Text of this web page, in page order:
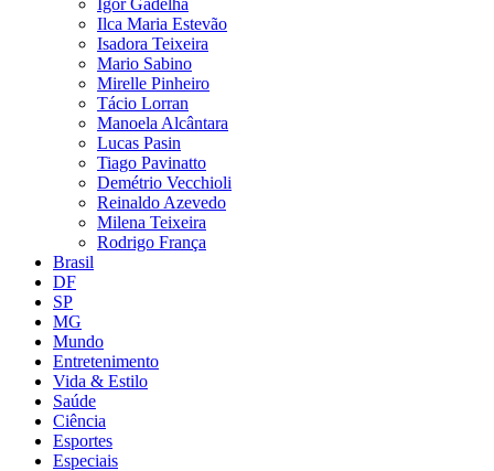
Ilca Maria Estevão
Isadora Teixeira
Mario Sabino
Mirelle Pinheiro
Tácio Lorran
Manoela Alcântara
Lucas Pasin
Tiago Pavinatto
Demétrio Vecchioli
Reinaldo Azevedo
Milena Teixeira
Rodrigo França
Brasil
DF
SP
MG
Mundo
Entretenimento
Vida & Estilo
Saúde
Ciência
Esportes
Especiais